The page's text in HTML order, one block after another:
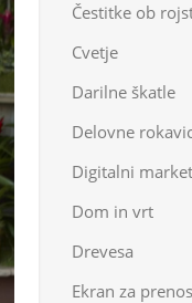
Čestitke ob
Cvetje
Darilne škatle
Delovne
Digitalni
Dom in vrt
Drevesa
Ekran za